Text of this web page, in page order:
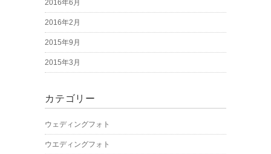
2016年6月
2016年2月
2015年9月
2015年3月
カテゴリー
ウェディングフォト
ウエディングフォト